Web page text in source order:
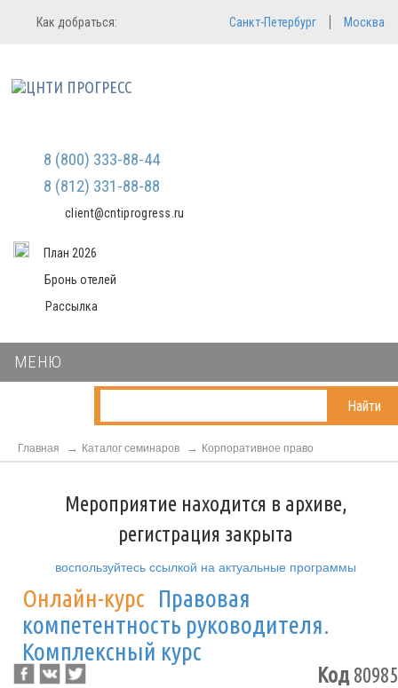
Регистрация
Мы не передаем ваши данные
третьим лицам и не рассылаем
Вход в систему
Как добраться: Санкт-Петербург Москва
8 (800) 333-88-44
8 (812) 331-88-88
client@cntiprogress.ru
План 2026
Бронь отелей
Рассылка
МЕНЮ
Найти
Главная Каталог семинаров Корпоративное право
Мероприятие находится в архиве,
регистрация закрыта
воспользуйтесь ссылкой на актуальные программы
Онлайн-курс Правовая
компетентность руководителя.
Комплексный курс
Код80985